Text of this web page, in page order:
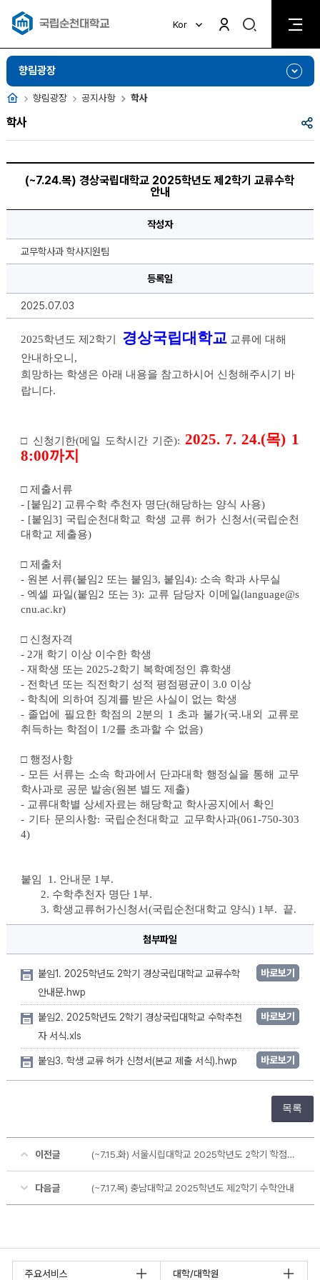
Kor
활
검
비
활
성
화
향림광장
홈 향림광장 공지사항 학사
학사
공
국
학
2025
학
(~7.24.목) 경상국립대학교 2025학년도 제2학기 교류수학
안내
작성자
교무학사과 학사지원팀
등록일
2025.07.03
2025학년도 제2학기 경상국립대학교 교류에 대해
안내하오니,
희망하는 학생은 아래 내용을 참고하시어 신청해주시기 바
랍니다.
□ 신청기한(메일 도착시간 기준): 2025. 7. 24.(목) 1
8:00까지
□ 제출서류
- [붙임2] 교류수학 추천자 명단(해당하는 양식 사용)
- [붙임3] 국립순천대학교 학생 교류 허가 신청서(국립순천
대학교 제출용)
□ 제출처
- 원본 서류(붙임2 또는 붙임3, 붙임4): 소속 학과 사무실
- 엑셀 파일(붙임2 또는 3): 교류 담당자 이메일(language@s
cnu.ac.kr)
□ 신청자격
- 2개 학기 이상 이수한 학생
- 재학생 또는 2025-2학기 복학예정인 휴학생
- 전학년 또는 직전학기 성적 평점평균이 3.0 이상
- 학칙에 의하여 징계를 받은 사실이 없는 학생
- 졸업에 필요한 학점의 2분의 1 초과 불가(국.내외 교류로
취득하는 학점이 1/2를 초과할 수 없음)
□ 행정사항
- 모든 서류는 소속 학과에서 단과대학 행정실을 통해 교무
학사과로 공문 발송(원본 별도 제출)
- 교류대학별 상세자료는 해당학교 학사공지에서 확인
- 기타 문의사항: 국립순천대학교 교무학사과(061-750-303
4)
붙임  1. 안내문 1부.
2. 수학추천자 명단 1부.
3. 학생교류허가신청서(국립순천대학교 양식) 1부.  끝.
첨부파일
붙임1. 2025학년도 2학기 경상국립대학교 교류수학
안내문.hwp
바로보기
붙임2. 2025학년도 2학기 경상국립대학교 수학추천
자 서식.xls
바로보기
붙임3. 학생 교류 허가 신청서(본교 제출 서식).hwp 바로보기
목록
이전글 (~7.15.화) 서울시립대학교 2025학년도 2학기 학점교류 수학안내
다음글 (~7.17.목) 충남대학교 2025학년도 제2학기 수학안내
주요서비스 대학/대학원